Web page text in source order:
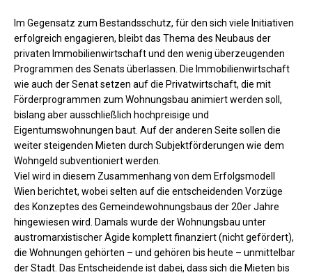
Im Gegensatz zum Bestandsschutz, für den sich viele Initiativen
erfolgreich engagieren, bleibt das Thema des Neubaus der
privaten Immobilienwirtschaft und den wenig überzeugenden
Programmen des Senats überlassen. Die Immobilienwirtschaft
wie auch der Senat setzen auf die Privatwirtschaft, die mit
Förderprogrammen zum Wohnungsbau animiert werden soll,
bislang aber ausschließlich hochpreisige und
Eigentumswohnungen baut. Auf der anderen Seite sollen die
weiter steigenden Mieten durch Subjektförderungen wie dem
Wohngeld subventioniert werden.
Viel wird in diesem Zusammenhang von dem Erfolgsmodell
Wien berichtet, wobei selten auf die entscheidenden Vorzüge
des Konzeptes des Gemeindewohnungsbaus der 20er Jahre
hingewiesen wird. Damals wurde der Wohnungsbau unter
austromarxistischer Ägide komplett finanziert (nicht gefördert),
die Wohnungen gehörten – und gehören bis heute – unmittelbar
der Stadt. Das Entscheidende ist dabei, dass sich die Mieten bis